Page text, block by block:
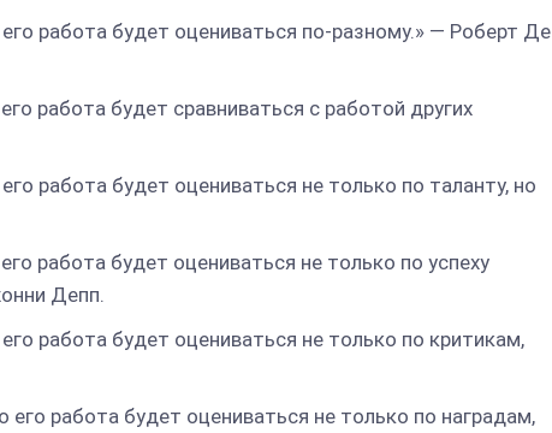
работа будет оцениваться по-разному.» — Роберт Де
работа будет сравниваться с работой других
работа будет оцениваться не только по таланту, но
работа будет оцениваться не только по успеху
Депп.
работа будет оцениваться не только по критикам,
работа будет оцениваться не только по наградам,